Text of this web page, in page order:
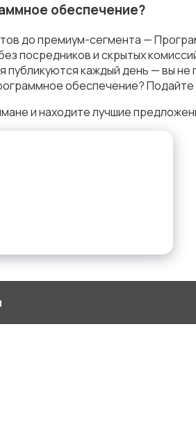
обеспечение?
до премиум-сегмента —
посредников и скрытых
публикуются каждый день — вы
обеспечение? Подайте
и находите лучшие